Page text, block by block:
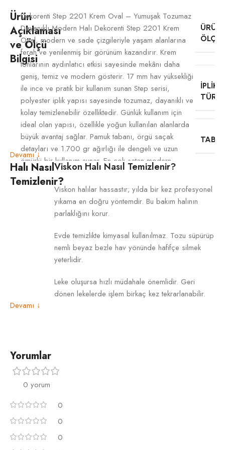
Ürün
Açıklaması
ve Ölçü
Bilgisi
Dekorenti Step 2201 Krem Oval – Yumuşak Tozumaz
Dayanıklı Modern Halı Dekorenti Step 2201 Krem
Oval, modern ve sade çizgileriyle yaşam alanlarına
ferah ve yenilenmiş bir görünüm kazandırır. Krem
tonlarının aydınlatıcı etkisi sayesinde mekânı daha
geniş, temiz ve modern gösterir. 17 mm hav yüksekliği
ile ince ve pratik bir kullanım sunan Step serisi,
polyester iplik yapısı sayesinde tozumaz, dayanıklı ve
kolay temizlenebilir özelliktedir. Günlük kullanım için
ideal olan yapısı, özellikle yoğun kullanılan alanlarda
büyük avantaj sağlar. Pamuk tabanı, örgü saçak
detayları ve 1.700 gr ağırlığı ile dengeli ve uzun
ömürlü bir kullanım sunar. En çok satan modern
serilerden biri olan Step 2201, pratikliği ve şıklığı bir
arada arayan kullanıcılar için doğru tercihtir.
ÜRÜN
İPLIK
TÜRÜ
TIPI
Devamı ↓
Halı Nasıl
Temizlenir?
Viskon Halı Nasıl Temizlenir?
Viskon halılar hassastır; yılda bir kez profesyonel
yıkama en doğru yöntemdir. Bu bakım halının
parlaklığını korur.
Evde temizlikte kimyasal kullanılmaz. Tozu süpürüp
nemli beyaz bezle hav yönünde hafifçe silmek
yeterlidir.
Leke oluşursa hızlı müdahale önemlidir. Geri
dönen lekelerde işlem birkaç kez tekrarlanabilir.
diri görünmesini sağlar.
nemli bezle hav yönünde hafifçe silinir.
Devamı ↓
Yorumlar
0 yorum
0
0
0